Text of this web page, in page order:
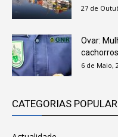
27 de
Ovar:
6 de Maio,
CATEGORIAS